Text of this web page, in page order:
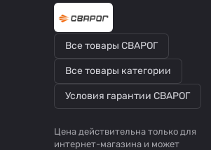
Все товары СВАРОГ
Все товары категории
Условия гарантии СВАРОГ
Цена действительна только для
интернет-магазина и может